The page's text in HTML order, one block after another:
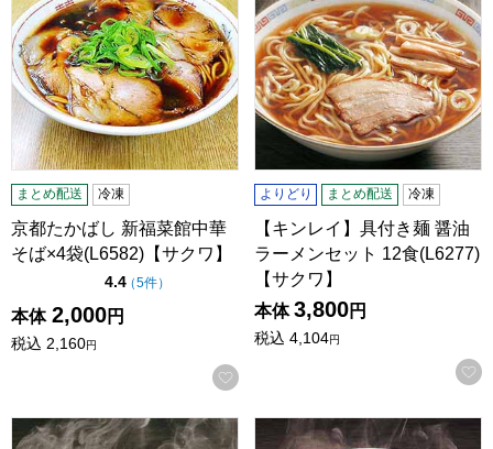
まとめ配送 冷凍
京都たかばし 新福菜館中華
そば×4袋(L6582)【サクワ】
4.4点（5点満点中）
（5件の評価
）
本体 2,000円
税込 2,160円
お気に入りに登録する
よりどり まとめ配送 冷凍
【キンレイ】具付き麺 醤油
ラーメンセット 12食(L6277)
【サクワ】
本体 3,800円
税込 4,104円
【キンレイ】具付き麺 醤油ラーメンセット 4食(L6259)【サ
【キンレイ】具付き醤油ラ